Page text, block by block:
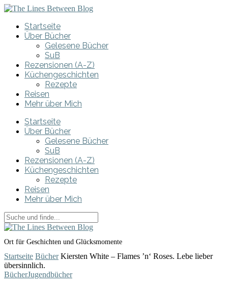
Startseite
Über Bücher
Gelesene Bücher
SuB
Rezensionen (A-Z)
Küchengeschichten
Rezepte
Reisen
Mehr über Mich
Startseite
Über Bücher
Gelesene Bücher
SuB
Rezensionen (A-Z)
Küchengeschichten
Rezepte
Reisen
Mehr über Mich
Ort für Geschichten und Glücksmomente
Startseite Bücher Kiersten White – Flames ’n‘ Roses. Lebe lieber
übersinnlich.
BücherJugendbücher